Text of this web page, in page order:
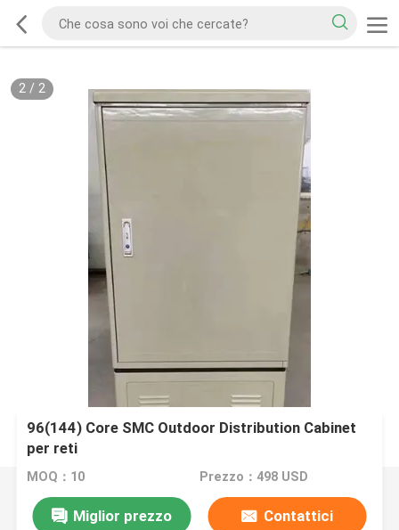
2/ 2
96(144) Core SMC Outdoor Distribution Cabinet
per reti
MOQ：10 Prezzo：498 USD
Miglior prezzo Contattici